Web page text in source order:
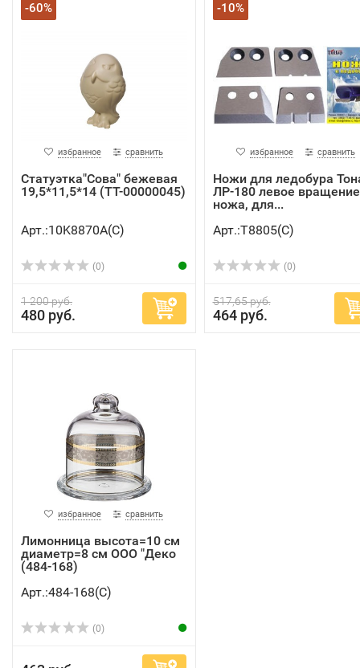
-60%
избранное сравнить
Статуэтка"Сова" бежевая
19,5*11,5*14 (TT-00000045)
Арт.:10K8870A(C)
(0)
1 200 руб.
480 руб.
-10%
избранное сравнить
Ножи для ледобура
ЛР-180 левое
ножа, для...
Арт.:Т8805(C)
(0)
517,65 руб.
464 руб.
избранное сравнить
Лимонница высота=10 см
диаметр=8 см ООО "Деко
(484-168)
Арт.:484-168(C)
(0)